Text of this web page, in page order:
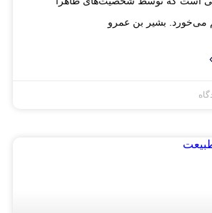
بشیر بن عمرو